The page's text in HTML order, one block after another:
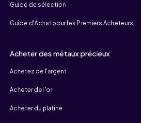
Guide de sélection
Guide d'Achat pour les Premiers Acheteurs
Acheter des métaux précieux
Achetez de l'argent
Acheter de l'or
Acheter du platine